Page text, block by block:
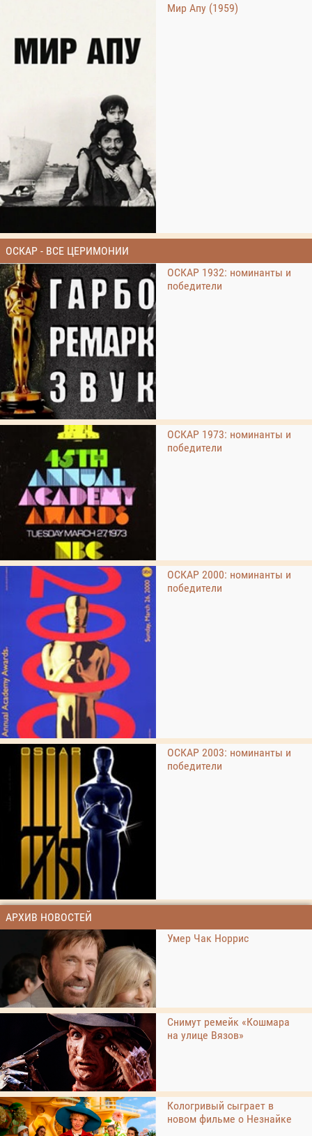
Мир Апу (1959)
ОСКАР - ВСЕ ЦЕРИМОНИИ
ОСКАР 1932: номинанты и
победители
ОСКАР 1973: номинанты и
победители
ОСКАР 2000: номинанты и
победители
ОСКАР 2003: номинанты и
победители
АРХИВ НОВОСТЕЙ
Умер Чак Норрис
Снимут ремейк «Кошмара
на улице Вязов»
Кологривый сыграет в
новом фильме о Незнайке